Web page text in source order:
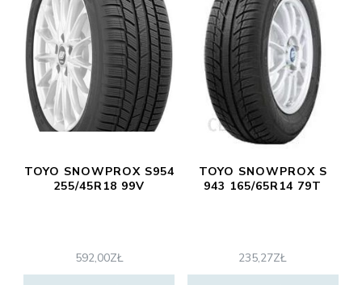
TOYO SNOWPROX S954
255/45R18 99V
592,00ZŁ
TOYO SNOWPROX S
943 165/65R14 79T
235,27ZŁ